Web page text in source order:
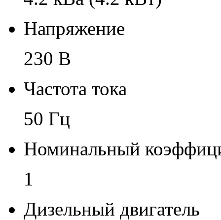
Напряжение
230 В
Частота тока
50 Гц
Номинальный
1
Дизельный двигатель